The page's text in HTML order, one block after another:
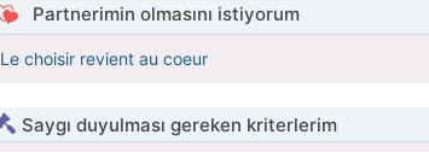
Partnerimin olmasını istiyorum
Le choisir revient au coeur
Saygı duyulması gereken kriterlerim